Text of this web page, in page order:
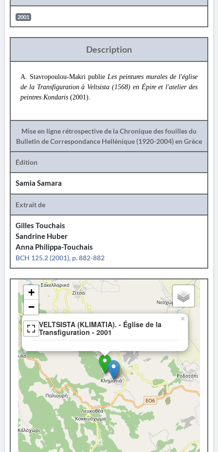
2001
Description
A. Stavropoulou-Makri publie Les peintures murales de l'église
de la Transfiguration à Veltsista (1568) en Épire et l'atelier des
peintres Kondaris (2001).
Mise en ligne rétrospective de la Chronique des fouilles du
Bulletin de Correspondance Hellénique (1920-2004) en Grèce
Édition
Samia Samara
Extrait de
Gilles Touchais
Sandrine Huber
Anna Philippa-Touchais
BCH 125.2 (2001), p. 882-882
VELTSISTA (KLIMATIA). - Église de la
Transfiguration - 2001
×
+
−